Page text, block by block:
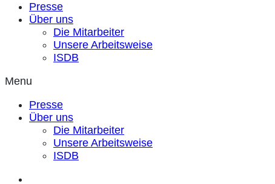
Presse
Über uns
Die Mitarbeiter
Unsere Arbeitsweise
ISDB
Menu
Presse
Über uns
Die Mitarbeiter
Unsere Arbeitsweise
ISDB